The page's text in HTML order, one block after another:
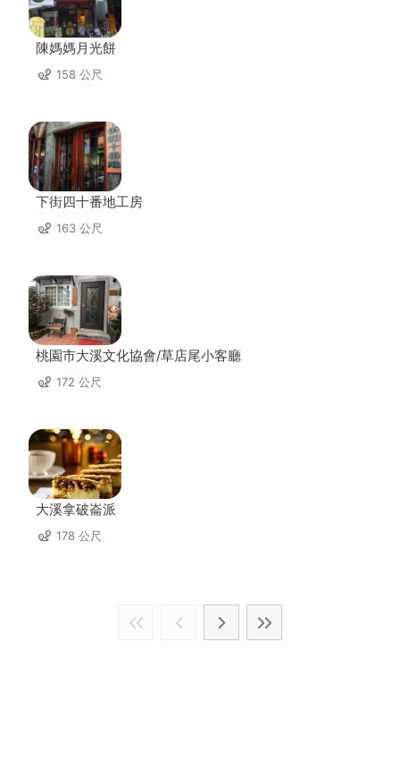
陳媽媽月光餅
158 公尺
下街四十番地工房
163 公尺
桃園市大溪文化協會/草店尾小客廳
172 公尺
大溪拿破崙派
178 公尺